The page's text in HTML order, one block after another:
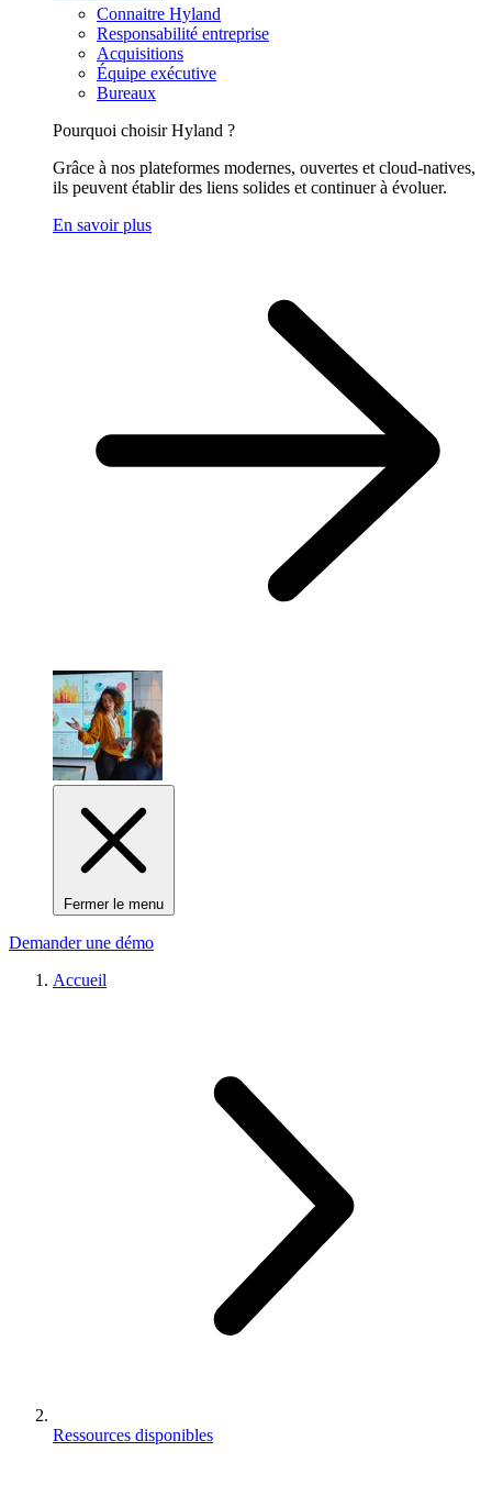
Connaitre Hyland
Responsabilité entreprise
Acquisitions
Équipe exécutive
Bureaux
Pourquoi choisir Hyland ?
Grâce à nos plateformes modernes, ouvertes et cloud-natives,
ils peuvent établir des liens solides et continuer à évoluer.
En savoir plus
Fermer le menu
Demander une démo
Accueil
Ressources disponibles